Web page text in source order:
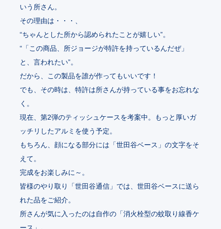
いう所さん。
その理由は・・・、
“ちゃんとした所から認められたことが嬉しい”。
“「この商品、所ジョージが特許を持っているんだぜ」
と、言われたい”。
だから、この製品を誰が作ってもいいです！
でも、その時は、特許は所さんが持っている事をお忘れな
く。
現在、第2弾のティッシュケースを考案中。もっと厚いガ
ッチリしたアルミを使う予定。
もちろん、顔になる部分には「世田谷ベース」の文字をそ
えて。
完成をお楽しみに～。
皆様のやり取り「世田谷通信」では、世田谷ベースに送ら
れた品をご紹介。
所さんが気に入ったのは自作の「消火栓型の蚊取り線香ケ